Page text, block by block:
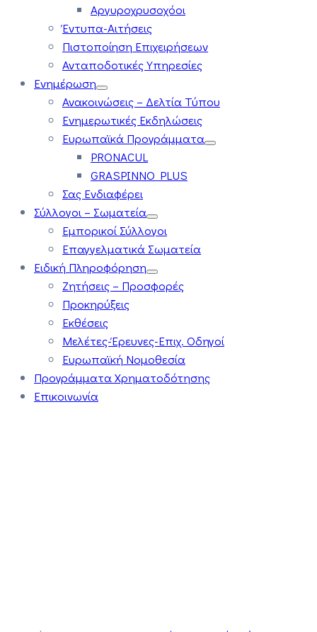
Αργυροχρυσοχόοι
Έντυπα-Αιτήσεις
Πιστοποίηση Επιχειρήσεων
Ανταποδοτικές Υπηρεσίες
Ενημέρωση
Ανακοινώσεις – Δελτία Τύπου
Ενημερωτικές Εκδηλώσεις
Ευρωπαϊκά Προγράμματα
PRONACUL
GRASPINNO PLUS
Σας Ενδιαφέρει
Σύλλογοι – Σωματεία
Εμπορικοί Σύλλογοι
Επαγγελματικά Σωματεία
Ειδική Πληροφόρηση
Ζητήσεις – Προσφορές
Προκηρύξεις
Εκθέσεις
Μελέτες-Έρευνες-Επιχ. Οδηγοί
Ευρωπαϊκή Νομοθεσία
Προγράμματα Χρηματοδότησης
Επικοινωνία